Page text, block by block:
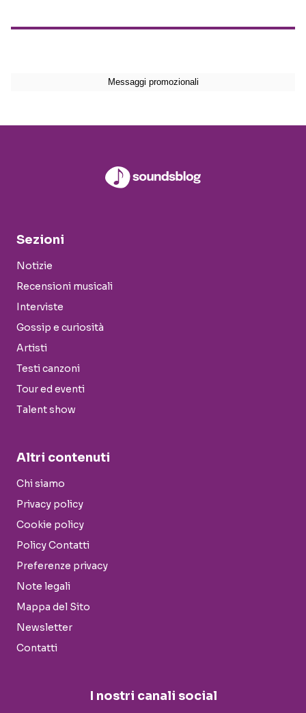
Sezioni
Notizie
Recensioni musicali
Interviste
Gossip e curiosità
Artisti
Testi canzoni
Tour ed eventi
Talent show
Altri contenuti
Chi siamo
Privacy policy
Cookie policy
Policy Contatti
Preferenze privacy
Note legali
Mappa del Sito
Newsletter
Contatti
I nostri canali social